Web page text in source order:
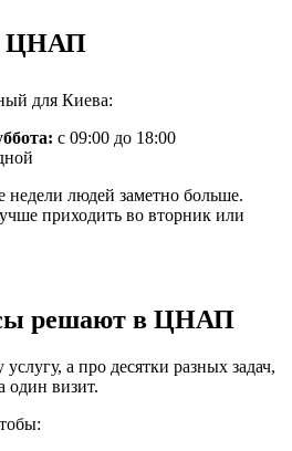
ЦНАП
для Киева:
с 09:00 до 18:00
людей заметно больше.
приходить во вторник или
решают в ЦНАП
а про десятки разных задач,
один визит.